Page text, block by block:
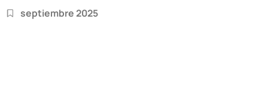
septiembre 2025